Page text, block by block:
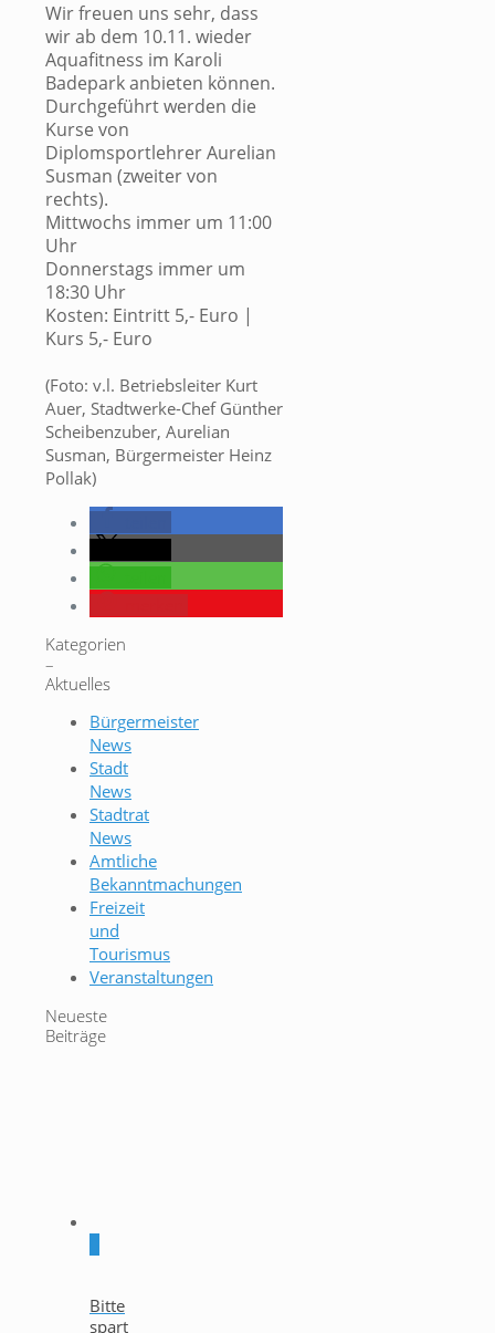
Wir freuen uns sehr, dass
wir ab dem 10.11. wieder
Aquafitness im Karoli
Badepark anbieten können.
Durchgeführt werden die
Kurse von
Diplomsportlehrer Aurelian
Susman (zweiter von
rechts).
Mittwochs immer um 11:00
Uhr
Donnerstags immer um
18:30 Uhr
Kosten: Eintritt 5,- Euro |
Kurs 5,- Euro
(Foto: v.l. Betriebsleiter Kurt
Auer, Stadtwerke-Chef Günther
Scheibenzuber, Aurelian
Susman, Bürgermeister Heinz
Pollak)
Kategorien
–
Aktuelles
Bürgermeister
News
Stadt
News
Stadtrat
News
Amtliche
Bekanntmachungen
Freizeit
und
Tourismus
Veranstaltungen
Neueste
Beiträge
Bitte
spart